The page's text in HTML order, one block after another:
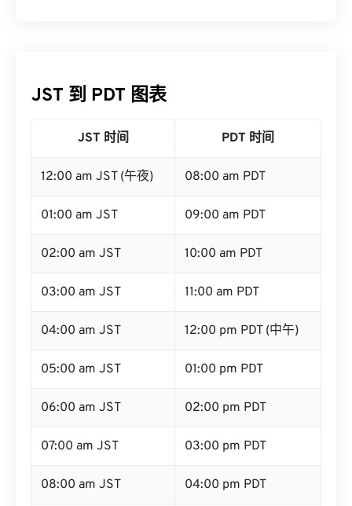
JST 到 PDT 图表
JST 时间 PDT 时间
12:00 am JST (午夜) 08:00 am PDT
01:00 am JST 09:00 am PDT
02:00 am JST 10:00 am PDT
03:00 am JST 11:00 am PDT
04:00 am JST 12:00 pm PDT (中午)
05:00 am JST 01:00 pm PDT
06:00 am JST 02:00 pm PDT
07:00 am JST 03:00 pm PDT
08:00 am JST 04:00 pm PDT